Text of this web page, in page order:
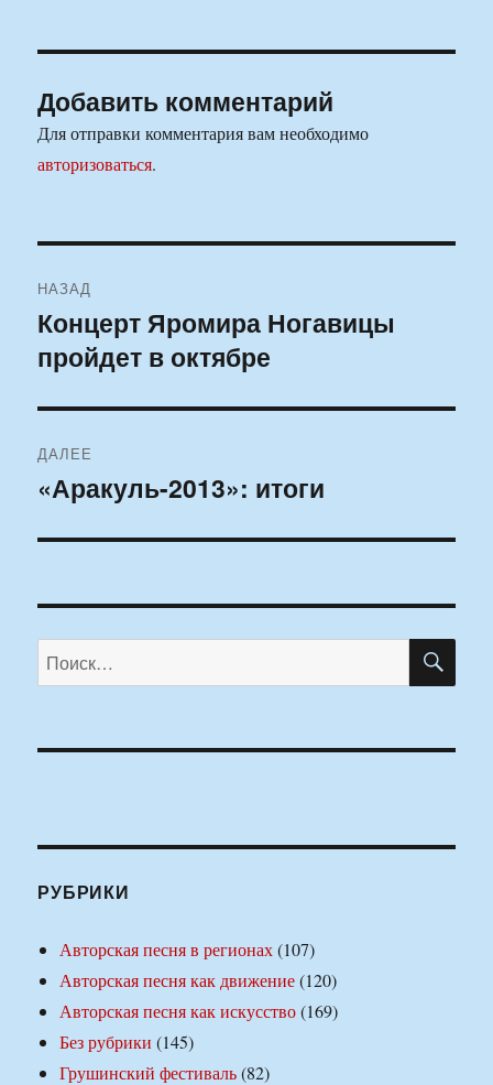
Добавить комментарий
Для отправки комментария вам необходимо
авторизоваться.
по
записям
НАЗАД
Предыдущая
запись:
Концерт Яромира Ногавицы
пройдет в октябре
ДАЛЕЕ
Следующая
«Аракуль-2013»: итоги
Искать:
РУБРИКИ
Авторская песня в регионах(107)
Авторская песня как движение(120)
Авторская песня как искусство(169)
Без рубрики (145)
Грушинский фестиваль(82)